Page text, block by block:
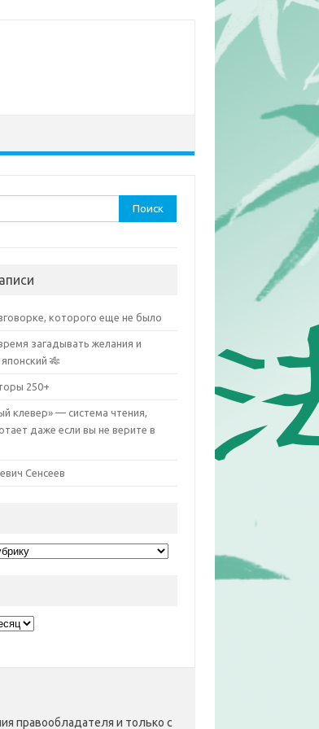
которого еще не было
загадывать желания и
🎋
250+
клевер» — система чтения,
даже если вы не верите в
Сенсеев
правообладателя и только с